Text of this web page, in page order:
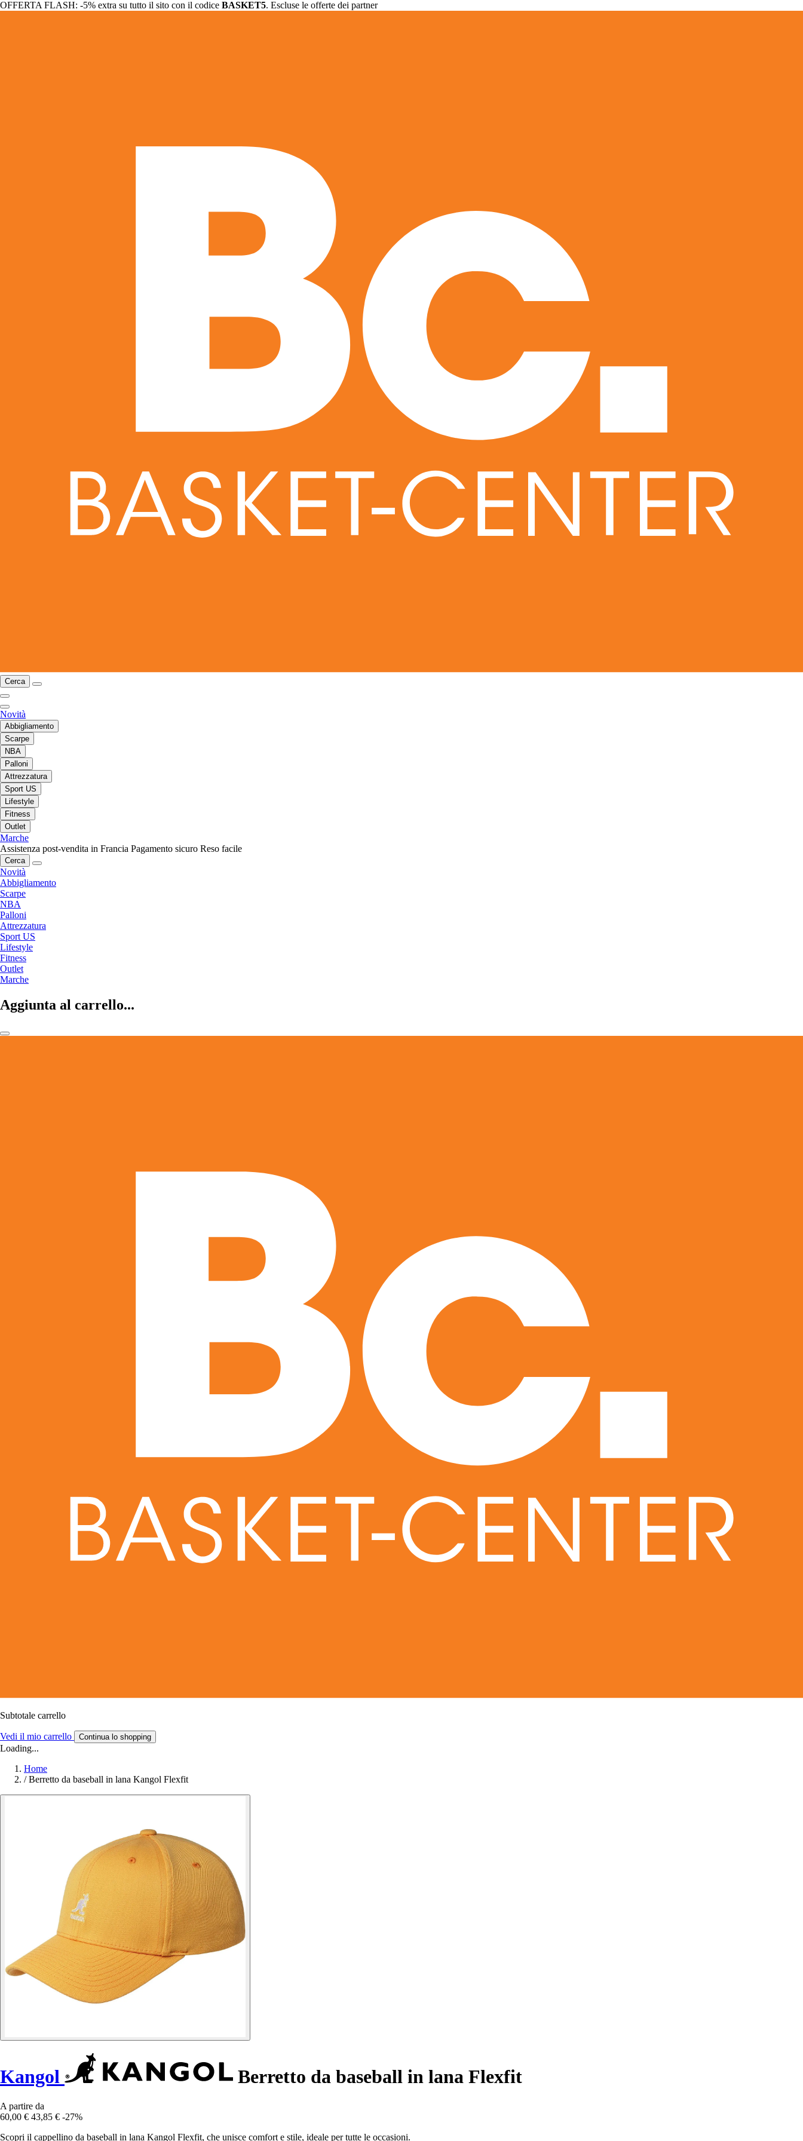
OFFERTA FLASH: -5% extra su tutto il sito con il codice BASKET5. Escluse le offerte dei partner
Cerca
Novità
Abbigliamento
Scarpe
NBA
Palloni
Attrezzatura
Sport US
Lifestyle
Fitness
Outlet
Marche
Assistenza post-vendita in Francia Pagamento sicuro Reso facile
Cerca
Novità
Abbigliamento
Scarpe
NBA
Palloni
Attrezzatura
Sport US
Lifestyle
Fitness
Outlet
Marche
Aggiunta al carrello...
Subtotale carrello
Vedi il mio carrello Continua lo shopping
Loading...
Home
/ Berretto da baseball in lana Kangol Flexfit
Kangol Berretto da baseball in lana Flexfit
A partire da
60,00 € 43,85 € -27%
Scopri il cappellino da baseball in lana Kangol Flexfit, che unisce comfort e stile, ideale per tutte le occasioni.